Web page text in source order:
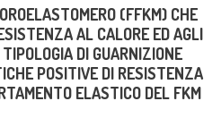
(FFKM) CHE
AL CALORE ED AGLI
DI GUARNIZIONE
POSITIVE DI RESISTENZA
ELASTICO DEL FKM